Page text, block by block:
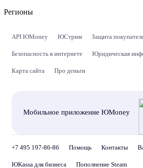
Регионы
API ЮMoney ЮСтрим Защита
Безопасность в интернете Юридическая
Карта сайта Про деньги
Мобильное приложение ЮMoney
+7 495 197-86-86 Помощь Контакты
ЮKassa для бизнеса Пополнение Steam